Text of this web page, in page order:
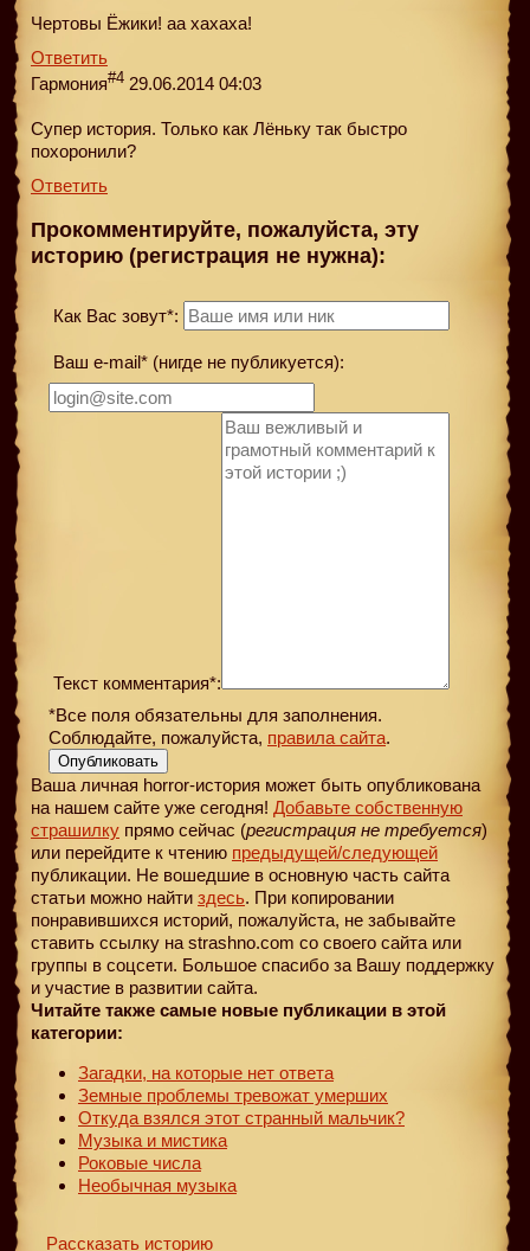
Чертовы Ёжики! аа хахаха!
Ответить
Гармония#4 29.06.2014 04:03
Супер история. Только как Лёньку так быстро
похоронили?
Ответить
Прокомментируйте, пожалуйста, эту
историю (регистрация не нужна):
Как Вас зовут*:
Ваш e-mail* (нигде не публикуется):
Текст комментария*:
*Все поля обязательны для заполнения.
Соблюдайте, пожалуйста, правила сайта.
Опубликовать
Ваша личная horror-история может быть опубликована
на нашем сайте уже сегодня! Добавьте собственную
страшилку прямо сейчас (регистрация не требуется)
или перейдите к чтению предыдущей/следующей
публикации. Не вошедшие в основную часть сайта
статьи можно найти здесь. При копировании
понравившихся историй, пожалуйста, не забывайте
ставить ссылку на strashno.com со своего сайта или
группы в соцсети. Большое спасибо за Вашу поддержку
и участие в развитии сайта.
Читайте также самые новые публикации в этой
категории:
Загадки, на которые нет ответа
Земные проблемы тревожат умерших
Откуда взялся этот странный мальчик?
Музыка и мистика
Роковые числа
Необычная музыка
Рассказать историю